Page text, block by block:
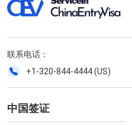
联系电话：
+1-320-844-4444 (US)
中国签证